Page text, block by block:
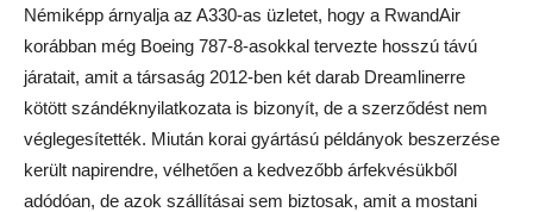
Némiképp árnyalja az A330-as üzletet, hogy a RwandAir
korábban még Boeing 787-8-asokkal tervezte hosszú távú
járatait, amit a társaság 2012-ben két darab Dreamlinerre
kötött szándéknyilatkozata is bizonyít, de a szerződést nem
véglegesítették. Miután korai gyártású példányok beszerzése
került napirendre, vélhetően a kedvezőbb árfekvésükből
adódóan, de azok szállításai sem biztosak, amit a mostani